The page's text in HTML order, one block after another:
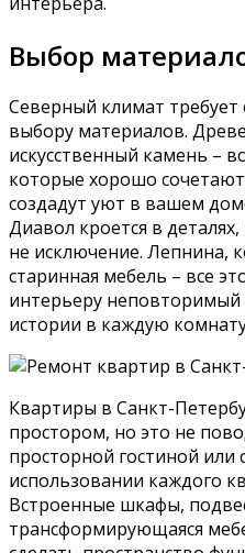
Выбор
Северный климат требует
выбору материалов.
искусственный камень –
которые хорошо
создадут уют в вашем
Диавол кроется в
не исключение. Лепнина,
старинная мебель – все
интерьеру
истории в каждую
Квартиры в Санкт-
простором, но это не
просторной гостиной или
использовании каждого
Встроенные шкафы,
трансформирующаяся